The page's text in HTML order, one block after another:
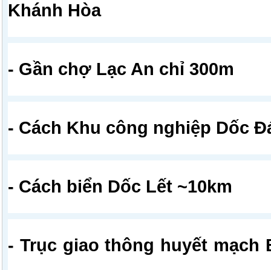
Khánh Hòa
- Gần chợ Lạc An chỉ 300m
- Cách Khu công nghiệp Dốc
- Cách biển Dốc Lết ~10km
- Trục giao thông huyết mạch